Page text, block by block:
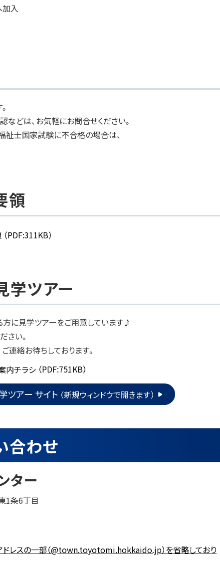
入
どは、お気軽にお問合せください。
士国家試験に不合格の場合は、
領
（PDF:311KB）
学ツアー
方に見学ツアーをご用意しています♪
さい。
連絡お待ちしております。
内チラシ （PDF:751KB）
ツアー サイト （新規ウィンドウで開きます）
合わせ
ター
1条6丁目
レスの一部（@town.toyotomi.hokkaido.jp）を省略しており